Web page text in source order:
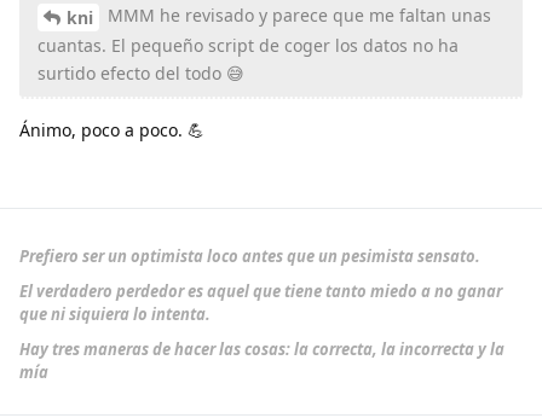
kni
MMM he revisado y parece que me faltan unas
cuantas. El pequeño script de coger los datos no ha
surtido efecto del todo 😅
Ánimo, poco a poco. 💪
Prefiero ser un optimista loco antes que un pesimista sensato.
El verdadero perdedor es aquel que tiene tanto miedo a no ganar
que ni siquiera lo intenta.
Hay tres maneras de hacer las cosas: la correcta, la incorrecta y la
mía